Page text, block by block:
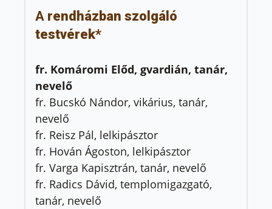
A rendházban szolgáló
testvérek*
fr. Komáromi Előd, gvardián, tanár,
nevelő
fr. Bucskó Nándor, vikárius, tanár,
nevelő
fr. Reisz Pál, lelkipásztor
fr. Hován Ágoston, lelkipásztor
fr. Varga Kapisztrán, tanár, nevelő
fr. Radics Dávid, templomigazgató,
tanár, nevelő